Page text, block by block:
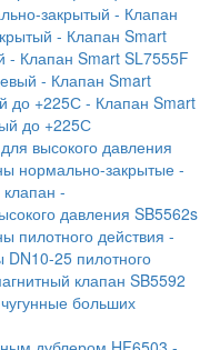
закрытый - Клапан
- Клапан Smart
- Клапан Smart SL7555F
- Клапан Smart
до +225С - Клапан Smart
до +225С
высокого давления
нормально-закрытые -
-
давления SB5562s
пилотного действия -
25 пилотного
клапан SB5592
больших